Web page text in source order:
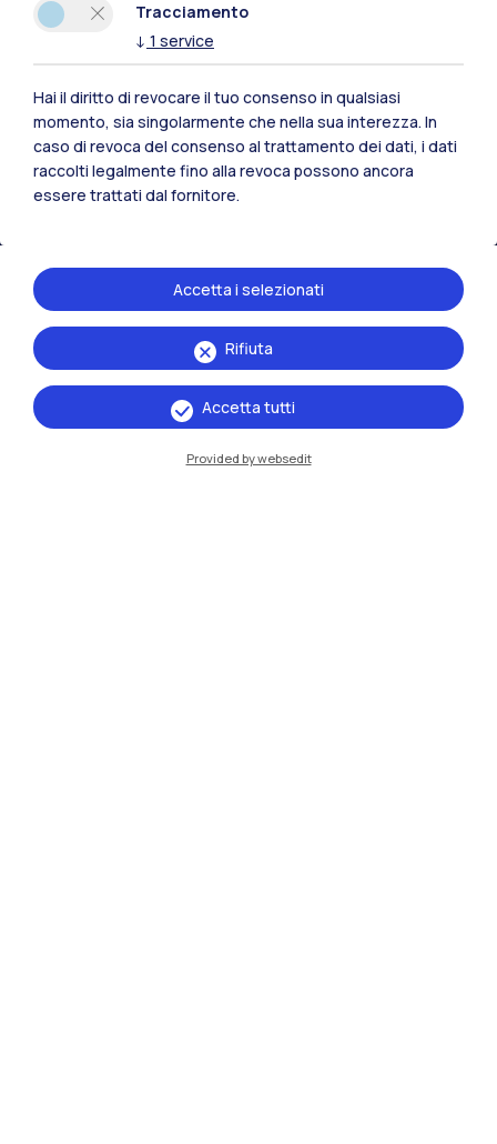
Polimi Community
Tutti i siti dell’ecosistema
Residenze Frontiere
Tracciamento
↓ 1 service
Hai il diritto di revocare il tuo consenso in qualsiasi
momento, sia singolarmente che nella sua interezza. In
caso di revoca del consenso al trattamento dei dati, i dati
raccolti legalmente fino alla revoca possono ancora
essere trattati dal fornitore.
Rifiuta
Accetta i selezionati
Accetta tutti
Provided by websedit